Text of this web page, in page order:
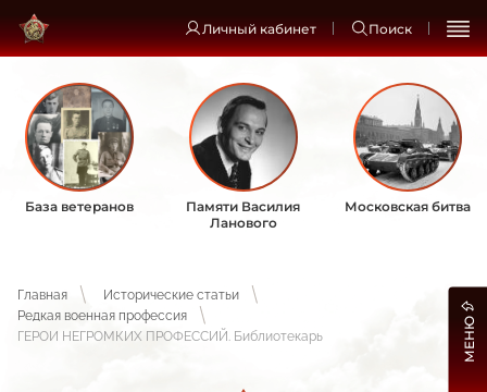
Личный кабинет Поиск
База ветеранов
Памяти Василия
Ланового
Московская битва
Главная
Исторические статьи
Редкая военная профессия
ГЕРОИ НЕГРОМКИХ ПРОФЕССИЙ. Библиотекарь
МЕНЮ